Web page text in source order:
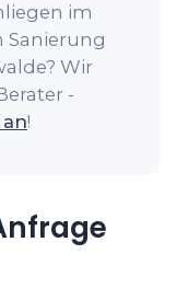
im
Sanierung
Wir
-
!